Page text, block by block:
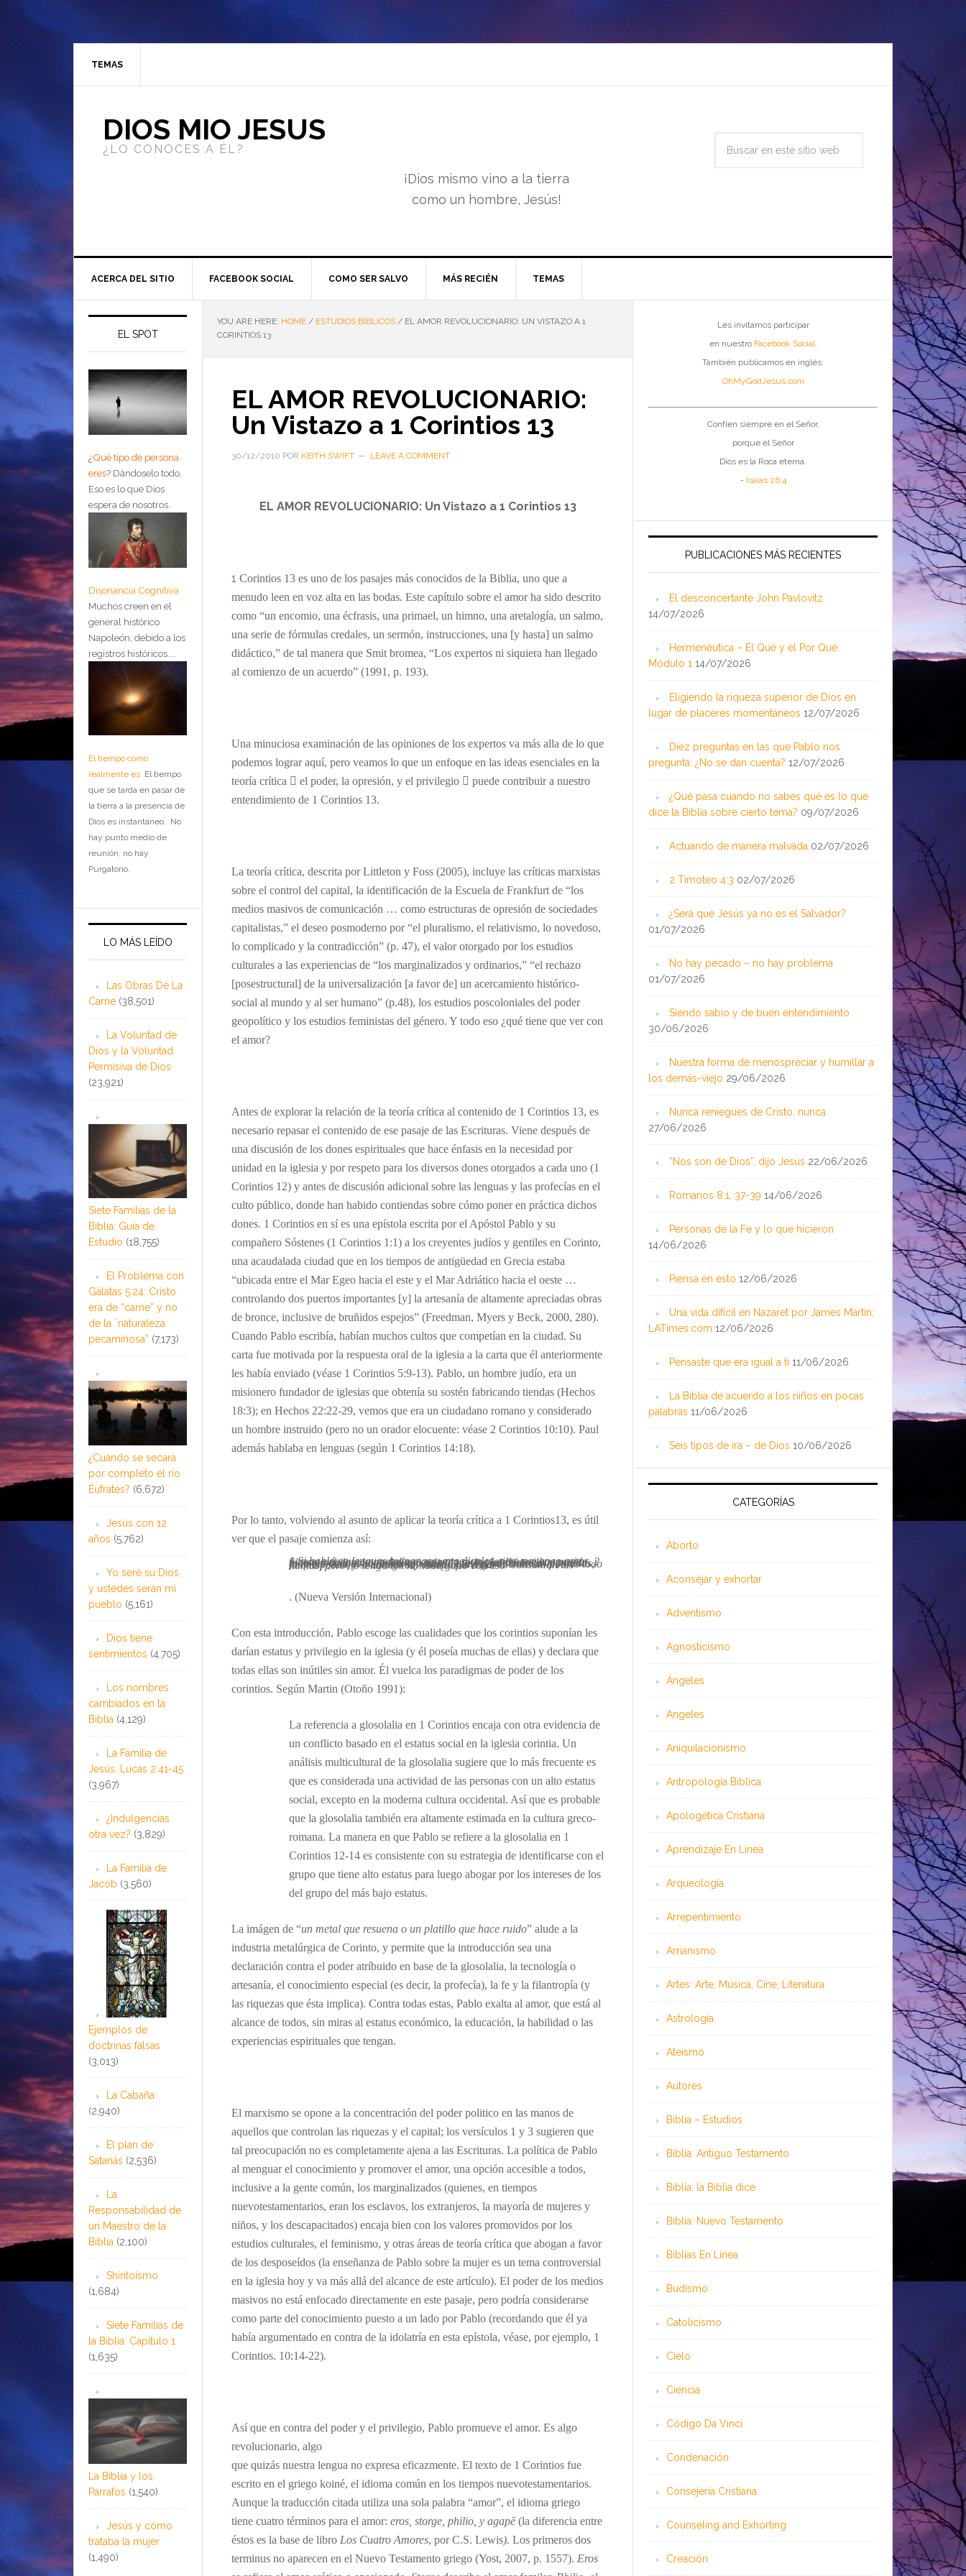
TEMAS
DIOS MIO JESUS
¿LO CONOCES A ÉL?
¡Dios mismo vino a la tierra
como un hombre, Jesús!
ACERCA DEL SITIO FACEBOOK SOCIAL COMO SER SALVO MÁS RECIÉN TEMAS
YOU ARE HERE: HOME / ESTUDIOS BÍBLICOS / EL AMOR REVOLUCIONARIO: UN VISTAZO A 1
CORINTIOS 13
EL AMOR REVOLUCIONARIO:
Un Vistazo a 1 Corintios 13
30/12/2010 POR KEITH SWIFT LEAVE A COMMENT
EL AMOR REVOLUCIONARIO: Un Vistazo a 1 Corintios 13
1 Corintios 13 es uno de los pasajes más conocidos de la Biblia, uno que a
menudo leen en voz alta en las bodas. Este capítulo sobre el amor ha sido descrito
como “un encomio, una écfrasis, una primael, un himno, una aretalogía, un salmo,
una serie de fórmulas credales, un sermón, instrucciones, una [y hasta] un salmo
didáctico,” de tal manera que Smit bromea, “Los expertos ni siquiera han llegado
al comienzo de un acuerdo” (1991, p. 193).
Una minuciosa examinación de las opiniones de los expertos va más alla de lo que
podemos lograr aquí, pero veamos lo que un enfoque en las ideas esenciales en la
teoría crítica  el poder, la opresión, y el privilegio  puede contribuir a nuestro
entendimiento de 1 Corintios 13.
La teoría crítica, descrita por Littleton y Foss (2005), incluye las críticas marxistas
sobre el control del capital, la identificación de la Escuela de Frankfurt de “los
medios masivos de comunicación … como estructuras de opresión de sociedades
capitalistas,” el deseo posmoderno por “el pluralismo, el relativismo, lo novedoso,
lo complicado y la contradicción” (p. 47), el valor otorgado por los estudios
culturales a las experiencias de “los marginalizados y ordinarios,” “el rechazo
[posestructural] de la universalización [a favor de] un acercamiento histórico-
social al mundo y al ser humano” (p.48), los estudios poscoloniales del poder
geopolítico y los estudios feministas del género. Y todo eso ¿qué tiene que ver con
el amor?
Antes de explorar la relación de la teoría crítica al contenido de 1 Corintios 13, es
necesario repasar el contenido de ese pasaje de las Escrituras. Viene después de
una discusión de los dones espirituales que hace énfasis en la necesidad por
unidad en la iglesia y por respeto para los diversos dones otorgados a cada uno (1
Corintios 12) y antes de discusión adicional sobre las lenguas y las profecías en el
culto público, donde han habido contiendas sobre cómo poner en práctica dichos
dones. 1 Corintios en sí es una epístola escrita por el Apóstol Pablo y su
compañero Sóstenes (1 Corintios 1:1) a los creyentes judíos y gentiles en Corinto,
una acaudalada ciudad que en los tiempos de antigüedad en Grecia estaba
“ubicada entre el Mar Egeo hacia el este y el Mar Adriático hacia el oeste …
controlando dos puertos importantes [y] la artesanía de altamente apreciadas obras
de bronce, inclusive de bruñidos espejos” (Freedman, Myers y Beck, 2000, 280).
Cuando Pablo escribía, habían muchos cultos que competían en la ciudad. Su
carta fue motivada por la respuesta oral de la iglesia a la carta que él anteriormente
les había enviado (véase 1 Corintios 5:9-13). Pablo, un hombre judío, era un
misionero fundador de iglesias que obtenía su sostén fabricando tiendas (Hechos
18:3); en Hechos 22:22-29, vemos que era un ciudadano romano y considerado
un hombre instruido (pero no un orador elocuente: véase 2 Corintios 10:10). Paul
además hablaba en lenguas (según 1 Corintios 14:18).
Por lo tanto, volviendo al asunto de aplicar la teoría crítica a 1 Corintios13, es útil
ver que el pasaje comienza así:
1 Si hablo en lenguas humanas y angelicales, pero no tengo amor, no soy más que un metal que resuena o un platillo que hace ruido. 2 Si tengo el don de profecía y entiendo todos los misterios y poseo todo conocimiento, y si tengo una fe que logra trasladar montañas, pero me falta el amor, no soy nada. 3 Si reparto entre los pobres todo lo que poseo, y si entrego mi cuerpo para que lo consuman las llamas, pero no tengo amor, nada gano con eso
. (Nueva Versión Internacional)
Con esta introducción, Pablo escoge las cualidades que los corintios suponían les
darían estatus y privilegio en la iglesia (y él poseía muchas de ellas) y declara que
todas ellas son inútiles sin amor. Él vuelca los paradigmas de poder de los
corintios. Según Martin (Otoño 1991):
La referencia a glosolalia en 1 Corintios encaja con otra evidencia de
un conflicto basado en el estatus social en la iglesia corintia. Un
análisis multicultural de la glosolalia sugiere que lo más frecuente es
que es considerada una actividad de las personas con un alto estatus
social, excepto en la moderna cultura occidental. Así que es probable
que la glosolalia también era altamente estimada en la cultura greco-
romana. La manera en que Pablo se refiere a la glosolalia en 1
Corintios 12-14 es consistente con su estrategia de identificarse con el
grupo que tiene alto estatus para luego abogar por los intereses de los
del grupo del más bajo estatus.
La imágen de “un metal que resuena o un platillo que hace ruido” alude a la
industria metalúrgica de Corinto, y permite que la introducción sea una
declaración contra el poder atríbuido en base de la glosolalia, la tecnología o
artesanía, el conocimiento especial (es decir, la profecía), la fe y la filantropía (y
las riquezas que ésta implica). Contra todas estas, Pablo exalta al amor, que está al
alcance de todos, sin miras al estatus económico, la educación, la habilidad o las
experiencias espirituales que tengan.
El marxismo se opone a la concentración del poder politico en las manos de
aquellos que controlan las riquezas y el capital; los versículos 1 y 3 sugieren que
tal preocupación no es completamente ajena a las Escrituras. La política de Pablo
al menguar el conocimiento y promover el amor, una opción accesible a todos,
inclusive a la gente común, los marginalizados (quienes, en tiempos
nuevotestamentarios, eran los esclavos, los extranjeros, la mayoría de mujeres y
niños, y los descapacitados) encaja bien con los valores promovidos por los
estudios culturales, el feminismo, y otras áreas de teoría crítica que abogan a favor
de los desposeídos (la enseñanza de Pablo sobre la mujer es un tema controversial
en la iglesia hoy y va más allá del alcance de este artículo). El poder de los medios
masivos no está enfocado directamente en este pasaje, pero podría considerarse
como parte del conocimiento puesto a un lado por Pablo (recordando que él ya
había argumentado en contra de la idolatría en esta epístola, véase, por ejemplo, 1
Corintios. 10:14-22).
Así que en contra del poder y el privilegio, Pablo promueve el amor. Es algo
revolucionario, algo
que quizás nuestra lengua no expresa eficazmente. El texto de 1 Corintios fue
escrito en el griego koiné, el idioma común en los tiempos nuevotestamentarios.
Aunque la traducción citada utiliza una sola palabra “amor”, el idioma griego
tiene cuatro términos para el amor: eros, storge, philio, y agapē(la diferencia entre
éstos es la base de libro Los Cuatro Amores, por C.S. Lewis). Los primeros dos
terminus no aparecen en el Nuevo Testamento griego (Yost, 2007, p. 1557). Eros
Les invitamos participar
en nuestro Facebook Social.
También publicamos en inglés:
OhMyGodJesus.com
Confíen siempre en el Señor,
porque el Señor
Dios es la Roca eterna.
- Isaías 26:4
PUBLICACIONES MÁS RECIENTES
El desconcertante John Pavlovitz
14/07/2026
Hermenéutica – El Qué y el Por Qué:
Módulo 1 14/07/2026
Eligiendo la riqueza superior de Dios en
lugar de placeres momentáneos 12/07/2026
Diez preguntas en las que Pablo nos
pregunta: ¿No se dan cuenta? 12/07/2026
¿Qué pasa cuando no sabes qué es lo que
dice la Biblia sobre cierto tema? 09/07/2026
Actuando de manera malvada 02/07/2026
2 Timoteo 4:3 02/07/2026
¿Será que Jesús ya no es el Salvador?
01/07/2026
No hay pecado – no hay problema
01/07/2026
Siendo sabio y de buen entendimiento
30/06/2026
Nuestra forma de menospreciar y humillar a
los demás-viejo 29/06/2026
Nunca reniegues de Cristo, nunca
27/06/2026
“Nos son de Dios”, dijo Jesús 22/06/2026
Romanos 8:1, 37-39 14/06/2026
Personas de la Fe y lo que hicieron
14/06/2026
Piensa en esto 12/06/2026
Una vida difícil en Nazaret por James Martin;
LATimes.com 12/06/2026
Pensaste que era igual a ti 11/06/2026
La Biblia de acuerdo a los niños en pocas
palabras 11/06/2026
Seis tipos de ira – de Dios 10/06/2026
CATEGORÍAS
Aborto
Aconsejar y exhortar
Adventismo
Agnosticismo
Ángeles
Angeles
Aniquilacionismo
Antropología Bíblica
Apologética Cristiana
Aprendizaje En Línea
Arqueología
Arrepentimiento
Arrianismo
Artes: Arte, Música, Cine, Literatura
Astrología
Ateísmo
Autores
Biblia – Estudios
Biblia: Antiguo Testamento
Biblia: la Biblia dice
Biblia: Nuevo Testamento
Bíblias En Línea
Budismo
Catolicismo
Cielo
Ciencia
Código Da Vinci
Condenación
Consejería Cristiana
Counseling and Exhorting
Creación
EL SPOT
¿Qué tipo de persona
eres? Dándoselo todo.
Eso es lo que Dios
espera de nosotros.
Disonancia Cognitiva
Muchos creen en el
general histórico
Napoleón, debido a los
registros históricos....
El tiempo como
realmente es El tiempo
que se tarda en pasar de
la tierra a la presencia de
Dios es instantáneo. No
hay punto medio de
reunión, no hay
Purgatorio.
LO MÁS LEÍDO
Las Obras De La
Carne (38,501)
La Voluntad de
Dios y la Voluntad
Permisiva de Dios
(23,921)
Siete Familias de la
Biblia: Guía de
Estudio (18,755)
El Problema con
Gálatas 5:24: Cristo
era de “carne” y no
de la ¨naturaleza
pecaminosa” (7,173)
¿Cuándo se secará
por completo el río
Éufrates? (6,672)
Jesús con 12
años (5,762)
Yo seré su Dios
y ustedes serán mi
pueblo (5,161)
Dios tiene
sentimientos (4,705)
Los nombres
cambiados en la
Biblia (4,129)
La Familia de
Jesús: Lucas 2:41-45
(3,967)
¿Indulgencias
otra vez? (3,829)
La Familia de
Jacob (3,560)
Ejemplos de
doctrinas falsas
(3,013)
La Cabaña
(2,940)
El plan de
Satanás (2,536)
La
Responsabilidad de
un Maestro de la
Biblia (2,100)
Shintoísmo
(1,684)
Siete Familias de
la Biblia: Capítulo 1
(1,635)
La Biblia y los
Párrafos (1,540)
Jesús y cómo
trataba la mujer
(1,490)